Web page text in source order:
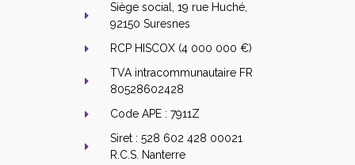
Siège social, 19 rue Huché,
92150 Suresnes
RCP HISCOX (4 000 000 €)
TVA intracommunautaire FR
80528602428
Code APE : 7911Z
Siret : 528 602 428 00021
R.C.S. Nanterre